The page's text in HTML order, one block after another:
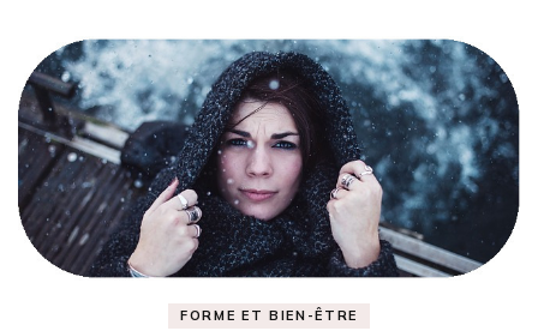
FORME ET BIEN-ÊTRE